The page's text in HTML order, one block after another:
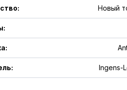
: Новый
:
:
: Ingens-